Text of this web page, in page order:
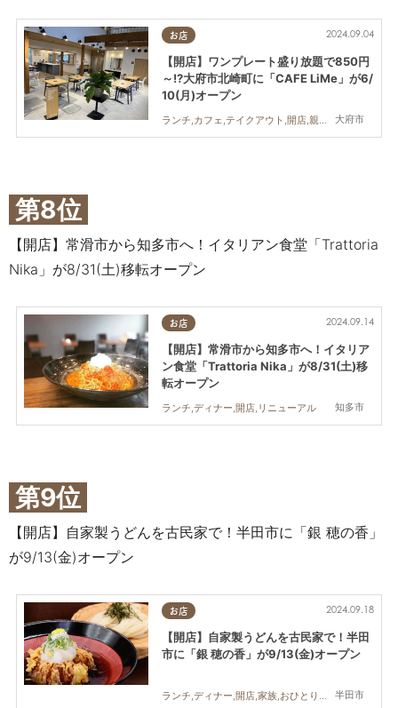
お店
大府市
2024.09.04
【開店】ワンプレート盛り放題で850円
～!?大府市北崎町に「CAFE LiMe」が6/
10(月)オープン
ランチ,カフェ,テイクアウト,開店,親子,家族
第8位
【開店】常滑市から知多市へ！イタリアン食堂「Trattoria
Nika」が8/31(土)移転オープン
お店
知多市
2024.09.14
【開店】常滑市から知多市へ！イタリア
ン食堂「Trattoria Nika」が8/31(土)移
転オープン
ランチ,ディナー,開店,リニューアル
第9位
【開店】自家製うどんを古民家で！半田市に「銀 穂の香」
が9/13(金)オープン
お店
半田市
2024.09.18
【開店】自家製うどんを古民家で！半田
市に「銀 穂の香」が9/13(金)オープン